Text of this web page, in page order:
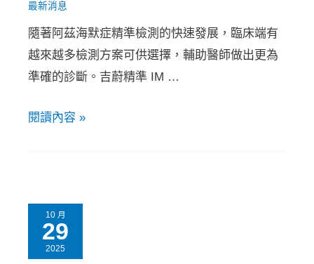
最新消息
隨著阿茲海默症精準檢測的快速發展，臨床端有
越來越多檢測方案可供選擇，輔助醫師做出更為
準確的診斷。吉蔚精準 IM …
閱讀內容 »
10 月
29
2025